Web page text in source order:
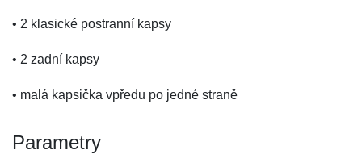
• 2 klasické postranní kapsy
• 2 zadní kapsy
• malá kapsička vpředu po jedné straně
Parametry